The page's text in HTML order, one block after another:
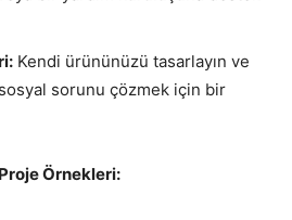
Kendi ürününüzü tasarlayın ve
sorunu çözmek için bir
Örnekleri: